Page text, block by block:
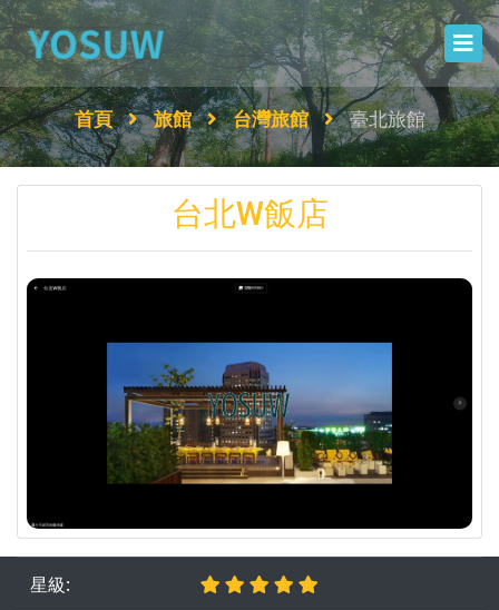
首頁 旅館 台灣旅館 臺北旅館
台北W飯店
星級: